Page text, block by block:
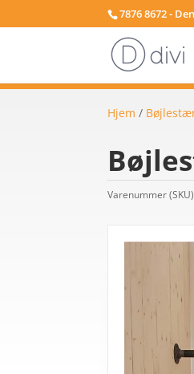
7876 8672 -
Hjem /
Varenummer